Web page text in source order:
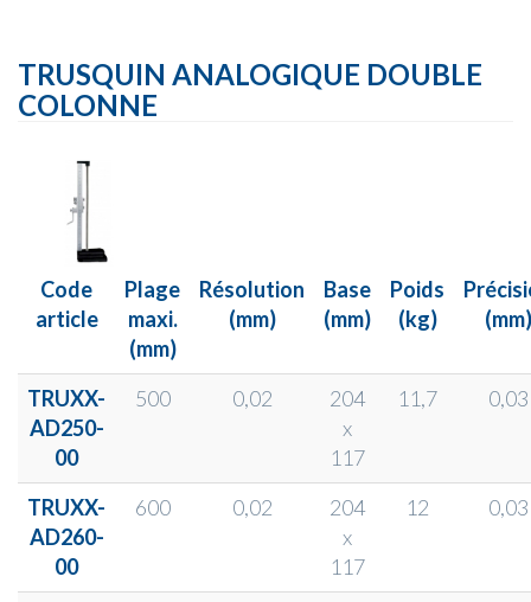
TRUSQUIN ANALOGIQUE DOUBLE
COLONNE
Code
article
Plage
maxi.
(mm)
Résolution
(mm)
Base
(mm)
Poids
(kg)
(mm)
TRUXX-
AD250-
00
500 0,02
204
x
117
11,7 0,03
TRUXX-
AD260-
00
600 0,02
204
x
117
12 0,03